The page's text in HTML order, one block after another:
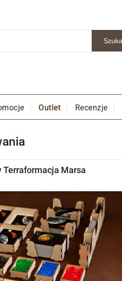
Outlet Recenzje
Terraformacja Marsa